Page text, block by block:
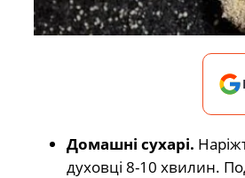
Домашні сухарі.
духовці 8-10 хвилин.